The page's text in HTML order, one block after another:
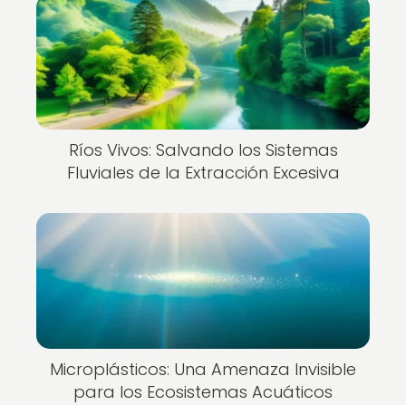
Ríos Vivos: Salvando los Sistemas
Fluviales de la Extracción Excesiva
Microplásticos: Una Amenaza Invisible
para los Ecosistemas Acuáticos